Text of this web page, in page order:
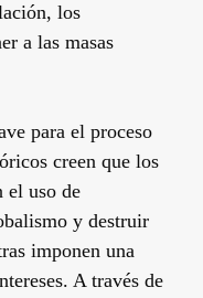
los
a las masas
para el proceso
creen que los
el uso de
y destruir
imponen una
A través de